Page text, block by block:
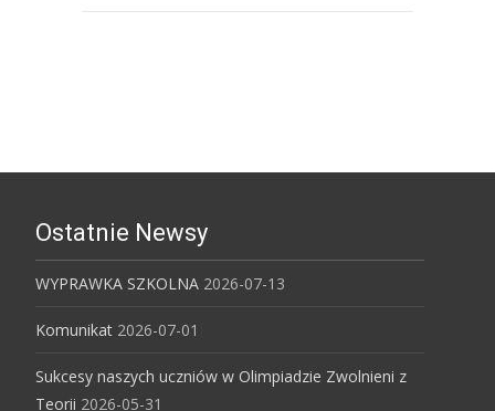
Ostatnie Newsy
WYPRAWKA SZKOLNA 2026-07-13
Komunikat 2026-07-01
Sukcesy naszych uczniów w Olimpiadzie Zwolnieni z
Teorii 2026-05-31